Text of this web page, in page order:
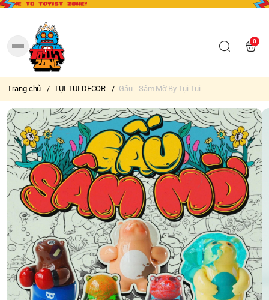
0
Trang chủ / TỤI TUI DECOR / Gấu - Sâm Mờ By Tụi Tui